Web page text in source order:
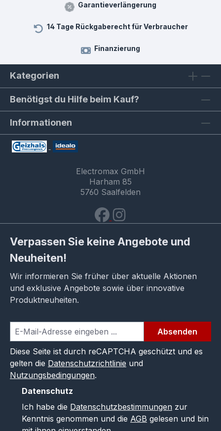
Garantieverlängerung
14 Tage Rückgaberecht für Verbraucher
Finanzierung
Kategorien
Benötigst du Hilfe beim Kauf?
Informationen
Electromax GmbH
Harham 85
5760 Saalfelden
Verpassen Sie keine Angebote und
Neuheiten!
Wir informieren Sie früher über aktuelle Aktionen
und exklusive Angebote sowie über innovative
Produktneuheiten.
Absenden
Diese Seite ist durch reCAPTCHA geschützt und es
gelten die Datenschutzrichtlinie und
Nutzungsbedingungen.
Datenschutz
Ich habe die Datenschutzbestimmungen zur
Kenntnis genommen und die AGB gelesen und bin